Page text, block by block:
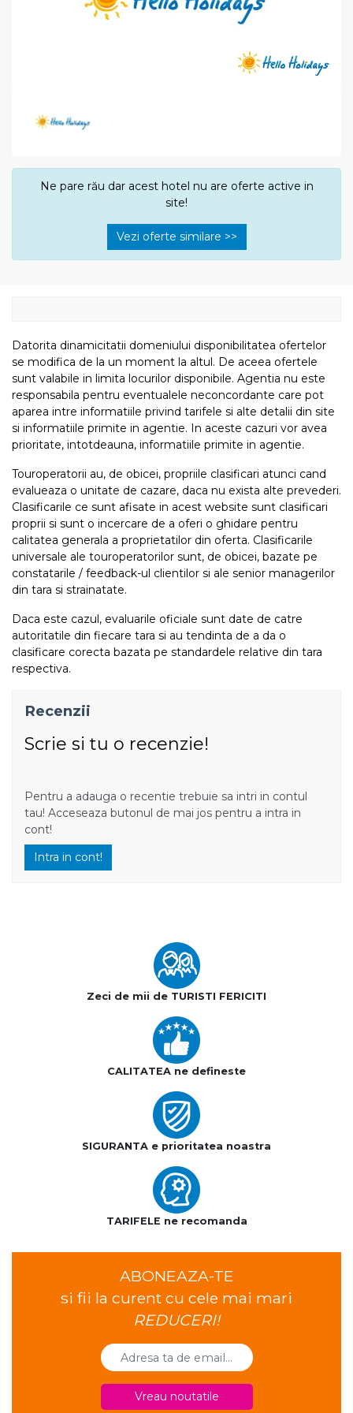
Ne pare rău dar acest hotel nu are oferte active in
site!
Vezi oferte similare >>
Datorita dinamicitatii domeniului disponibilitatea ofertelor
se modifica de la un moment la altul. De aceea ofertele
sunt valabile in limita locurilor disponibile. Agentia nu este
responsabila pentru eventualele neconcordante care pot
aparea intre informatiile privind tarifele si alte detalii din site
si informatiile primite in agentie. In aceste cazuri vor avea
prioritate, intotdeauna, informatiile primite in agentie.
Touroperatorii au, de obicei, propriile clasificari atunci cand
evalueaza o unitate de cazare, daca nu exista alte prevederi.
Clasificarile ce sunt afisate in acest website sunt clasificari
proprii si sunt o incercare de a oferi o ghidare pentru
calitatea generala a proprietatilor din oferta. Clasificarile
universale ale touroperatorilor sunt, de obicei, bazate pe
constatarile / feedback-ul clientilor si ale senior managerilor
din tara si strainatate.
Daca este cazul, evaluarile oficiale sunt date de catre
autoritatile din fiecare tara si au tendinta de a da o
clasificare corecta bazata pe standardele relative din tara
respectiva.
Recenzii
Scrie si tu o recenzie!
Pentru a adauga o recentie trebuie sa intri in contul
tau! Acceseaza butonul de mai jos pentru a intra in
cont!
Intra in cont!
Zeci de mii de TURISTI FERICITI
CALITATEA ne defineste
SIGURANTA e prioritatea noastra
TARIFELE ne recomanda
ABONEAZA-TE
si fii la curent cu cele mai mari
REDUCERI!
Vreau noutatile